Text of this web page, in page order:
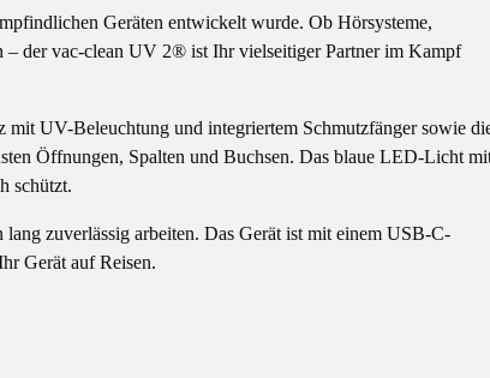
Geräten entwickelt wurde. Ob Hörsysteme,
– der vac-clean UV 2® ist Ihr vielseitiger Partner im Kampf
UV-Beleuchtung und integriertem Schmutzfänger sowie
Öffnungen, Spalten und Buchsen. Das blaue LED-Licht
schützt.
zuverlässig arbeiten. Das Gerät ist mit einem USB-C-
Gerät auf Reisen.